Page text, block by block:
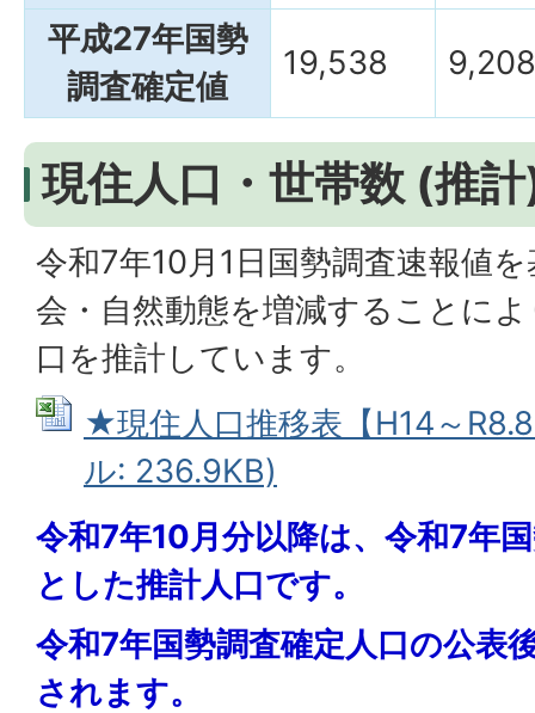
平成27年国勢
調査確定値
19,538 9,208
現住人口・世帯数 (推
令和7年10月1日国勢調査速報値
会・自然動態を増減することに
口を推計しています。
★現住人口推移表【H14～
ル: 236.9KB)
令和7年10月分以降は、令和7年
とした推計人口です。
令和7年国勢調査確定人口の公表
されます。